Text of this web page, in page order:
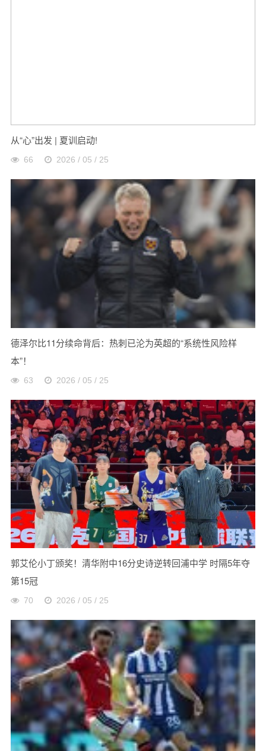
从“心”出发 | 夏训启动!
66 2026 / 05 / 25
德泽尔比11分续命背后：热刺已沦为英超的“系统性风险样
本”！
63 2026 / 05 / 25
郭艾伦小丁颁奖！清华附中16分史诗逆转回浦中学 时隔5年夺
第15冠
70 2026 / 05 / 25